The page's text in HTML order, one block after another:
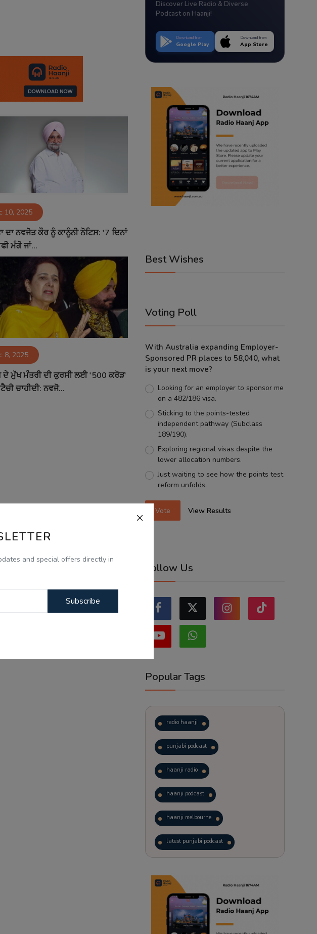
and special offers directly in
Subscribe
10, 2025
ਦਾ ਨਵਜੋਤ ਕੌਰ ਨੂੰ ਕਾਨੂੰਨੀ ਨੋਟਿਸ: '7 ਦਿਨਾਂ
ਮੰਗੋ ਜਾਂ...
8, 2025
ਦੇ ਮੁੱਖ ਮੰਤਰੀ ਦੀ ਕੁਰਸੀ ਲਈ '500 ਕਰੋੜ'
ਚਾਹੀਦੀ: ਨਵਜੋ...
Discover Live Radio & Diverse
Podcast on Haanji!
Download from
Google Play
Download from
App Store
Best Wishes
Voting Poll
With Australia expanding Employer-
Sponsored PR places to 58,040, what
is your next move?
Looking for an employer to sponsor me
on a 482/186 visa.
Sticking to the points-tested
independent pathway (Subclass
189/190).
Exploring regional visas despite the
lower allocation numbers.
Just waiting to see how the points test
reform unfolds.
Vote View Results
Follow Us
Popular Tags
radio haanji
punjabi podcast
haanji radio
haanji podcast
haanji melbourne
latest punjabi podcast
trending punjabi podcast
ranjodh singh